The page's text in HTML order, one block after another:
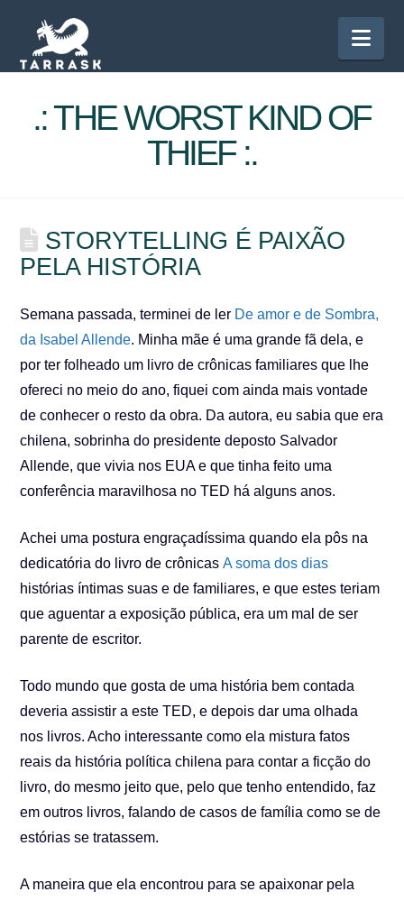
.: THE WORST KIND OF
THIEF :.
STORYTELLING É PAIXÃO
PELA HISTÓRIA
Semana passada, terminei de ler De amor e de Sombra,
da Isabel Allende. Minha mãe é uma grande fã dela, e
por ter folheado um livro de crônicas familiares que lhe
ofereci no meio do ano, fiquei com ainda mais vontade
de conhecer o resto da obra. Da autora, eu sabia que era
chilena, sobrinha do presidente deposto Salvador
Allende, que vivia nos EUA e que tinha feito uma
conferência maravilhosa no TED há alguns anos.
Achei uma postura engraçadíssima quando ela pôs na
dedicatória do livro de crônicasA soma dos dias
histórias íntimas suas e de familiares, e que estes teriam
que aguentar a exposição pública, era um mal de ser
parente de escritor.
Todo mundo que gosta de uma história bem contada
deveria assistir a este TED, e depois dar uma olhada
nos livros. Acho interessante como ela mistura fatos
reais da história política chilena para contar a ficção do
livro, do mesmo jeito que, pelo que tenho entendido, faz
em outros livros, falando de casos de família como se de
estórias se tratassem.
A maneira que ela encontrou para se apaixonar pela